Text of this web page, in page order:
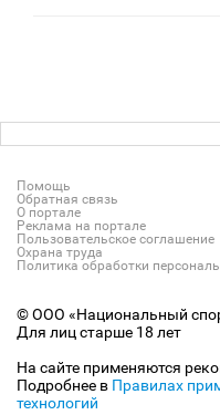
Помощь
Обратная связь
О портале
Реклама на портале
Пользовательское соглашение
Охрана труда
Политика обработки
© ООО «Национальный
Для лиц старше 18 лет
На сайте применяются
Подробнее в Правилах
технологий